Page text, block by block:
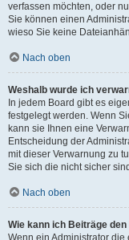
verfassen möchten, oder
Sie können einen
wieso Sie keine
Nach oben
Weshalb wurde ich
In jedem Board gibt es
festgelegt werden. Wenn
kann sie Ihnen eine
Entscheidung der
mit dieser Verwarnung zu
Sie sich die nicht sicher
Nach oben
Wie kann ich Beiträge
Wenn ein Administrator